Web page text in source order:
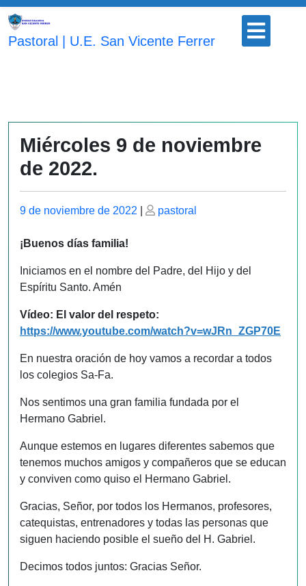
Saltar
contenido
Pastoral | U.E. San Vicente Ferrer
Botón
abrir
Miércoles 9 de noviembre
de 2022.
Publicado
9 de noviembre de 2022
Publicado
pastoral
¡Buenos días familia!
Iniciamos en el nombre del Padre, del Hijo y del
Espíritu Santo. Amén
Vídeo: El valor del respeto:
https://www.youtube.com/watch?v=wJRn_ZGP70E
En nuestra oración de hoy vamos a recordar a todos
los colegios Sa-Fa.
Nos sentimos una gran familia fundada por el
Hermano Gabriel.
Aunque estemos en lugares diferentes sabemos que
tenemos muchos amigos y compañeros que se educan
y conviven como quiso el Hermano Gabriel.
Gracias, Señor, por todos los Hermanos, profesores,
catequistas, entrenadores y todas las personas que
siguen haciendo posible el sueño del H. Gabriel.
Decimos todos juntos: Gracias Señor.